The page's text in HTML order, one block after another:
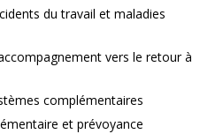
du travail et maladies
vers le retour à
complémentaires
et prévoyance